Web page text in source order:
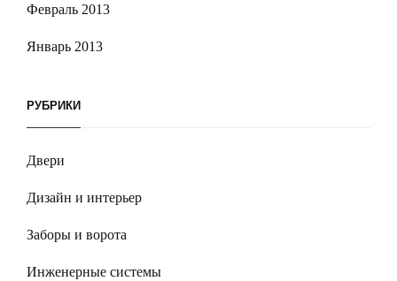
Февраль 2013
Январь 2013
РУБРИКИ
Двери
Дизайн и интерьер
Заборы и ворота
Инженерные системы